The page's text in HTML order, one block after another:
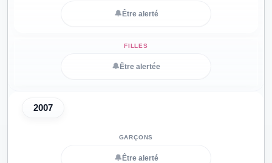
🔔 Être alerté
🔔 Être alertée
2007
🔔 Être alerté